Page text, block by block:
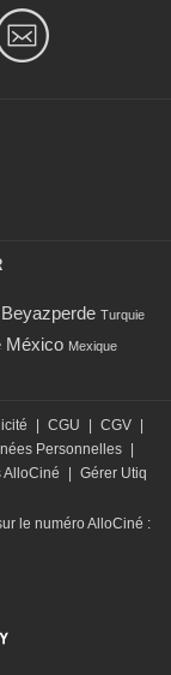
Beyazperde Turquie
México Mexique
CGU CGV
Personnelles
AlloCiné
Gérer Utiq
le numéro AlloCiné :